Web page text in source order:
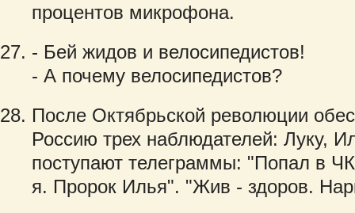
процентов микрофона.
- Бей жидов и велосипедистов!
- А почему велосипедистов?
После Октябрьской революции
Россию трех наблюдателей: Луку,
поступают телеграммы: "Попал в
я. Пророк Илья". "Жив - здоров.